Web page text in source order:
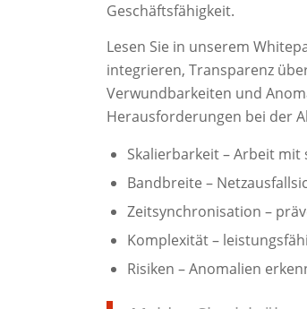
Geschäftsfähigkeit.
Lesen Sie in unserem
integrieren, Transparenz
Verwundbarkeiten und
Herausforderungen bei der
Skalierbarkeit – Arbeit
Bandbreite –
Zeitsynchronisation –
Komplexität –
Risiken – Anomalien